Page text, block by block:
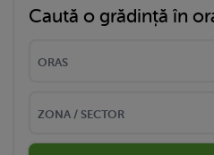
Caută o grădință în